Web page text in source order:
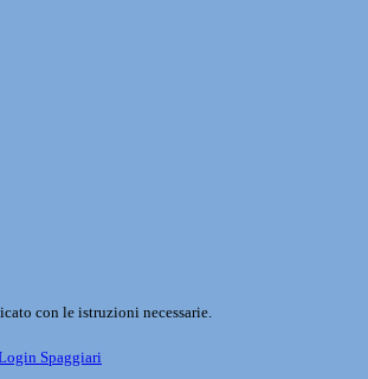
con le istruzioni necessarie.
Spaggiari